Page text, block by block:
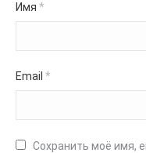
Имя *
Email *
Сохранить моё имя,